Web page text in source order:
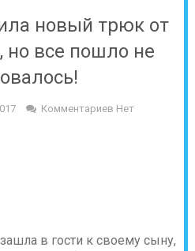
новый трюк от
но все пошло не
Комментариев Нет
в гости к своему сыну,